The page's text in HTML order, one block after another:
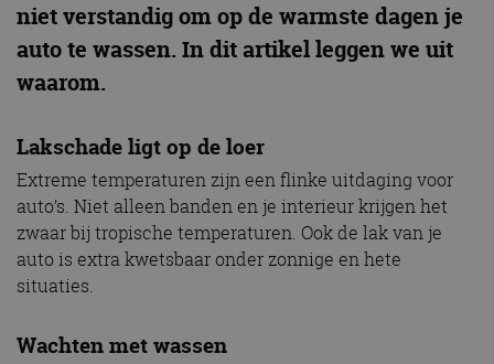
niet verstandig om op de warmste dagen je
auto te wassen. In dit artikel leggen we uit
waarom.
Lakschade ligt op de loer
Extreme temperaturen zijn een flinke uitdaging voor
auto’s. Niet alleen banden en je interieur krijgen het
zwaar bij tropische temperaturen. Ook de lak van je
auto is extra kwetsbaar onder zonnige en hete
situaties.
Wachten met wassen